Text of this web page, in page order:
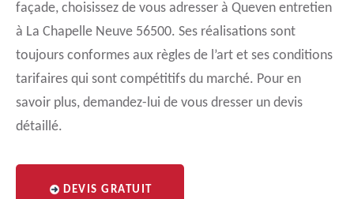
façade, choisissez de vous adresser à Queven entretien
à La Chapelle Neuve 56500. Ses réalisations sont
toujours conformes aux règles de l’art et ses conditions
tarifaires qui sont compétitifs du marché. Pour en
savoir plus, demandez-lui de vous dresser un devis
détaillé.
DEVIS GRATUIT